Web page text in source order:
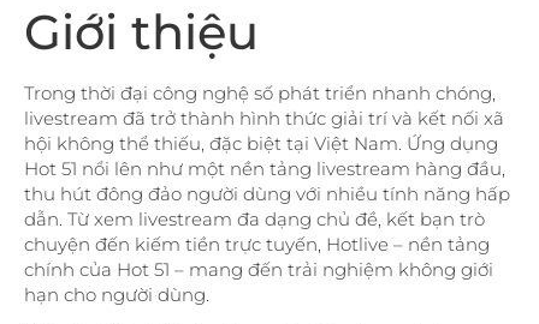
Giới thiệu
Trong thời đại công nghệ số phát triển nhanh chóng,
livestream đã trở thành hình thức giải trí và kết nối xã
hội không thể thiếu, đặc biệt tại Việt Nam. Ứng dụng
Hot 51 nổi lên như một nền tảng livestream hàng đầu,
thu hút đông đảo người dùng với nhiều tính năng hấp
dẫn. Từ xem livestream đa dạng chủ đề, kết bạn trò
chuyện đến kiếm tiền trực tuyến, Hotlive – nền tảng
chính của Hot 51 – mang đến trải nghiệm không giới
hạn cho người dùng.